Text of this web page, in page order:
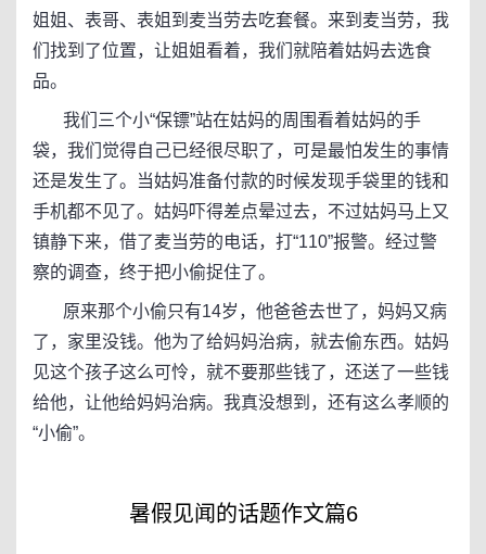
姐姐、表哥、表姐到麦当劳去吃套餐。来到麦当劳，我
们找到了位置，让姐姐看着，我们就陪着姑妈去选食
品。
我们三个小“保镖”站在姑妈的周围看着姑妈的手
袋，我们觉得自己已经很尽职了，可是最怕发生的事情
还是发生了。当姑妈准备付款的时候发现手袋里的钱和
手机都不见了。姑妈吓得差点晕过去，不过姑妈马上又
镇静下来，借了麦当劳的电话，打“110”报警。经过警
察的调查，终于把小偷捉住了。
原来那个小偷只有14岁，他爸爸去世了，妈妈又病
了，家里没钱。他为了给妈妈治病，就去偷东西。姑妈
见这个孩子这么可怜，就不要那些钱了，还送了一些钱
给他，让他给妈妈治病。我真没想到，还有这么孝顺的
“小偷”。
暑假见闻的话题作文篇6